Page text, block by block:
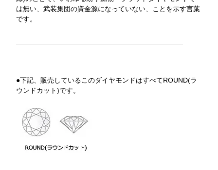
は無い、武装集団の資金源になっていない、ことを示す言葉
です。
●下記、販売しているこのダイヤモンドはすべてROUND(ラ
ウンドカット)です。